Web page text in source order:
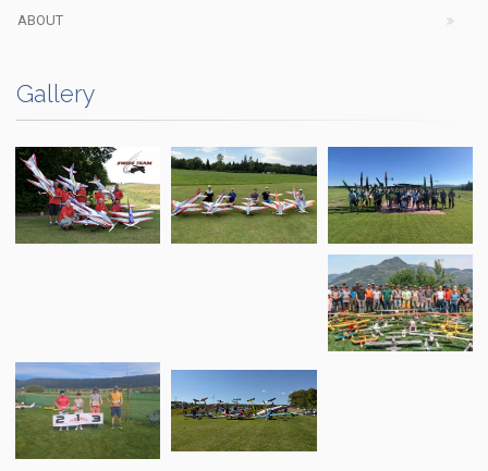
ABOUT
Gallery